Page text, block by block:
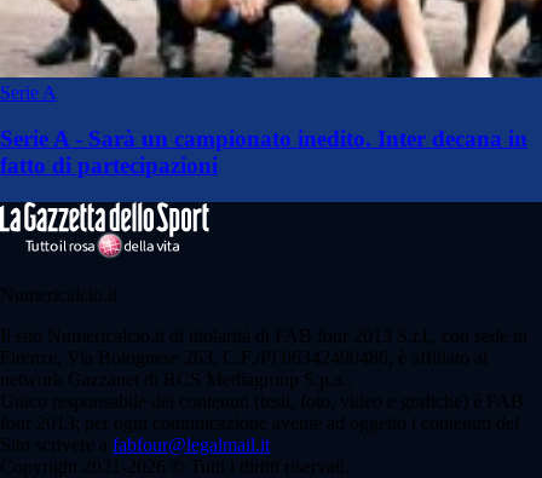
Serie A
Serie A - Sarà un campionato inedito. Inter decana in
fatto di partecipazioni
Numericalcio.it
Il sito Numericalcio.it di titolarità di FAB four 2013 S.r.l., con sede in
Firenze, Via Bolognese 263, C.F./PI 06342490486, è affiliato al
network Gazzanet di RCS Mediagroup S.p.a..
Unico responsabile dei contenuti (testi, foto, video e grafiche) è FAB
four 2013; per ogni comunicazione avente ad oggetto i contenuti del
Sito scrivere a fabfour@legalmail.it
Copyright 2021-2026 © Tutti i diritti riservati.